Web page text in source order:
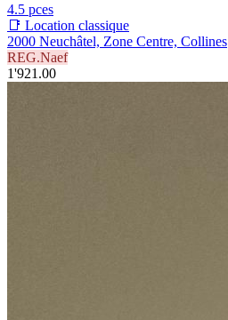
4.5 pces
📑 Location classique
2000 Neuchâtel, Zone Centre, Collines
REG.Naef
1'921.00